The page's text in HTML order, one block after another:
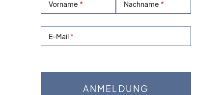
Vorname Nachname
E-Mail